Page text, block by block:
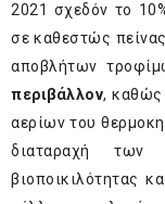
2021 σχεδόν το
σε καθεστώς
αποβλήτων
περιβάλλον, καθώς
αερίων του
διαταραχή των
βιοποικιλότητας